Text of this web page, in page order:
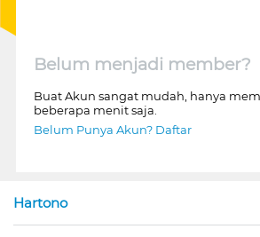
Belum menjadi member?
Buat Akun sangat mudah, hanya
beberapa menit saja.
Belum Punya Akun? Daftar
Hartono